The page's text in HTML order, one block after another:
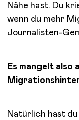
Nähe hast. Du
wenn du mehr
Journalisten-
Es mangelt also
Natürlich hast